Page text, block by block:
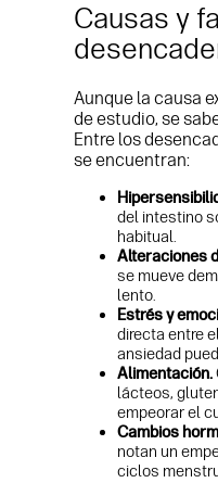
Causas y
Aunque la causa
de estudio, se
Entre los
se encuentran:
del intestino
habitual.
Alteraciones
se mueve
lento.
Estrés y
directa entre
ansiedad
Alimentación.
lácteos,
empeorar el
Cambios
notan un
ciclos